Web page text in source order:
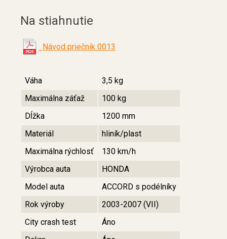
Na stiahnutie
Návod priečnik 0013
Váha
3,5 kg
Maximálna záťaž
100 kg
Dĺžka
1200 mm
Materiál
hliník/plast
Maximálna rýchlosť
130 km/h
Výrobca auta
HONDA
Model auta
ACCORD s podélníky
Rok výroby
2003-2007 (VII)
City crash test
Áno